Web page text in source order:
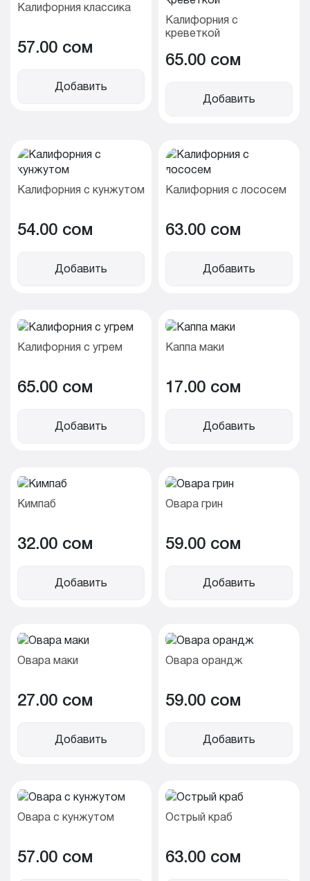
Калифорния классика
57.00 cом
Добавить
Калифорния с
креветкой
65.00 cом
Добавить
Калифорния с кунжутом
54.00 cом
Добавить
Калифорния с лососем
63.00 cом
Добавить
Калифорния с угрем
65.00 cом
Добавить
Каппа маки
17.00 cом
Добавить
Кимпаб
32.00 cом
Добавить
Овара грин
59.00 cом
Добавить
Овара маки
27.00 cом
Добавить
Овара орандж
59.00 cом
Добавить
Овара с кунжутом
57.00 cом
Острый краб
63.00 cом